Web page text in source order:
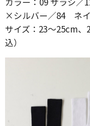
×シルバー／84 ネ
サイズ：23～25cm
込）